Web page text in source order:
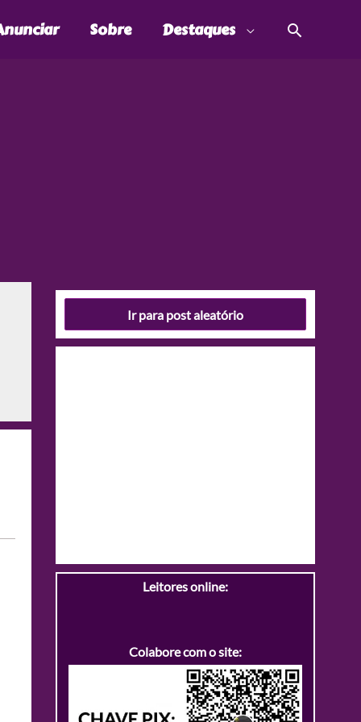
Sobre Destaques
Ir para post aleatório
Leitores online:
Colabore com o site: